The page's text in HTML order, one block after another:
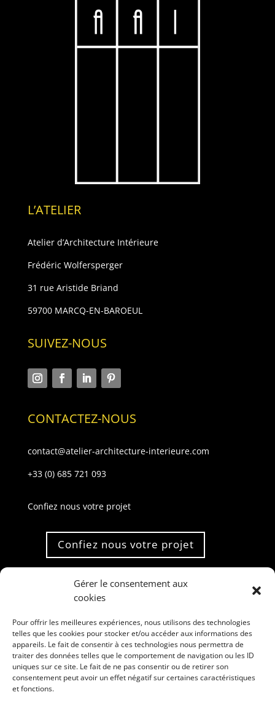
Gérer le consentement aux
cookies
Pour offrir les meilleures expériences, nous utilisons des technologies
telles que les cookies pour stocker et/ou accéder aux informations des
appareils. Le fait de consentir à ces technologies nous permettra de
traiter des données telles que le comportement de navigation ou les ID
uniques sur ce site. Le fait de ne pas consentir ou de retirer son
consentement peut avoir un effet négatif sur certaines caractéristiques
et fonctions.
L’ATELIER
Atelier d’Architecture Intérieure
Frédéric Wolfersperger
31 rue Aristide Briand
59700 MARCQ-EN-BAROEUL
SUIVEZ-NOUS
CONTACTEZ-NOUS
contact@atelier-architecture-interieure.com
+33 (0) 685 721 093
Confiez nous votre projet
Confiez nous votre projet
PLAN DE SITE
A propos
Prestations
Inspirations